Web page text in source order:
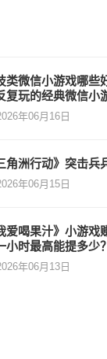
类微信小游戏哪些
复玩的经典微信小
年06月16日
角洲行动》突击兵
年06月15日
爱喝果汁》小游
小时最高能提多少？
年06月13日